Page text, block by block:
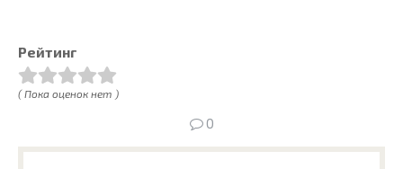
Рейтинг
( Пока оценок нет )
0